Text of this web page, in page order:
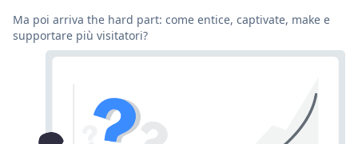
Ma poi arriva the hard part: come entice, captivate, make e
supportare più visitatori?